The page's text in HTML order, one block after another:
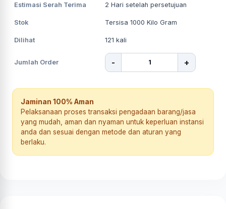
Estimasi Serah Terima 2 Hari setelah persetujuan
Stok Tersisa 1000 Kilo Gram
Dilihat 121 kali
Jumlah Order - +
Jaminan 100% Aman
Pelaksanaan proses transaksi pengadaan barang/jasa
yang mudah, aman dan nyaman untuk keperluan instansi
anda dan sesuai dengan metode dan aturan yang
berlaku.